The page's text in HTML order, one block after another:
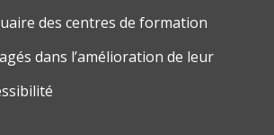
des centres de formation
dans l’amélioration de leur